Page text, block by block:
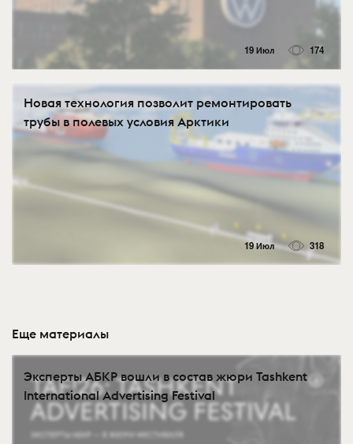
19 Июл 174
Новая технология позволит ремонтировать
трубы в полевых условия Арктики
19 Июл 318
Еще материалы
Эксперты АБКР вошли в состав жюри Tashkent
International Advertising Festival